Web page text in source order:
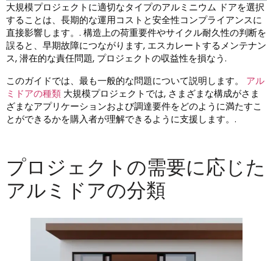
大規模プロジェクトに適切なタイプのアルミニウム ドアを選択
することは、長期的な運用コストと安全性コンプライアンスに
直接影響します。. 構造上の荷重要件やサイクル耐久性の判断を
誤ると、早期故障につながります, エスカレートするメンテナン
ス, 潜在的な責任問題, プロジェクトの収益性を損なう.
このガイドでは、最も一般的な問題について説明します。 アル
ミドアの種類 大規模プロジェクトでは, さまざまな構成がさま
ざまなアプリケーションおよび調達要件をどのように満たすこ
とができるかを購入者が理解できるように支援します。.
プロジェクトの需要に応じた
アルミドアの分類